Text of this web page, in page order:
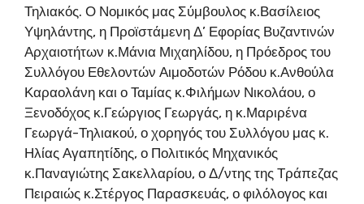
Τηλιακός. Ο Νομικός μας Σύμβουλος κ.Βασίλειος
Υψηλάντης, η Προϊστάμενη Δ’ Εφορίας Βυζαντινών
Αρχαιοτήτων κ.Μάνια Μιχαηλίδου, η Πρόεδρος του
Συλλόγου Εθελοντών Αιμοδοτών Ρόδου κ.Ανθούλα
Καραολάνη και ο Ταμίας κ.Φιλήμων Νικολάου, ο
Ξενοδόχος κ.Γεώργιος Γεωργάς, η κ.Μαριρένα
Γεωργά-Τηλιακού, ο χορηγός του Συλλόγου μας κ.
Ηλίας Αγαπητίδης, ο Πολιτικός Μηχανικός
κ.Παναγιώτης Σακελλαρίου, ο Δ/ντης της Τράπεζας
Πειραιώς κ.Στέργος Παρασκευάς, ο φιλόλογος και